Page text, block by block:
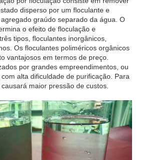
disperso por um floculante e
graúdo separado da água. O
o efeito de floculação e
tipos, floculantes inorgânicos,
Os floculantes poliméricos orgânicos
vantajosos em termos de preço.
por grandes empreendimentos, ou
alta dificuldade de purificação. Para
maior pressão de custos.